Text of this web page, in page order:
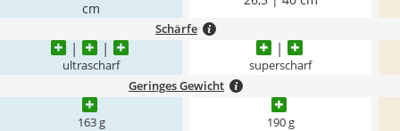
cm
Schärfe
ultrascharf superscharf
Geringes Gewicht
163 g 190 g